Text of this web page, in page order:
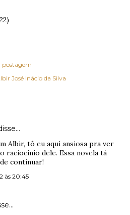
postagem
José Inácio da Silva
Albir, tô eu aqui ansiosa pra ver
raciocínio dele. Essa novela tá
continuar!
às 20:45